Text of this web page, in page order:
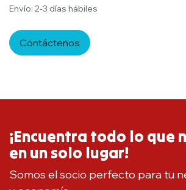
Envío: 2-3 días hábiles
Contáctenos
¡Encuentra todo lo que
en un solo lugar!
Somos el socio perfecto para tu